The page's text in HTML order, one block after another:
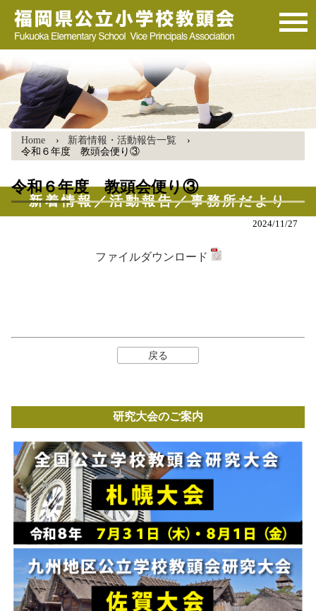
新着情報／活動報告／事務所だより
研究大会のご案内
Home
新着情報・活動報告一覧
令和６年度 教頭会便り③
令和６年度 教頭会便り③
2024/11/27
ファイルダウンロード
戻る